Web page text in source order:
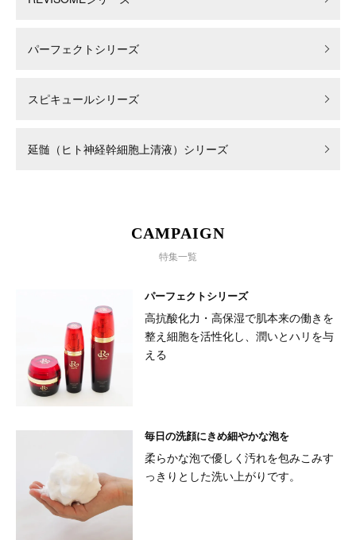
パーフェクトシリーズ
スピキュールシリーズ
延髄（ヒト神経幹細胞上清液）シリーズ
CAMPAIGN
特集一覧
パーフェクトシリーズ
高抗酸化力・高保湿で肌本来の働きを
整え細胞を活性化し、潤いとハリを与
える
毎日の洗顔にきめ細やかな泡を
柔らかな泡で優しく汚れを包みこみす
っきりとした洗い上がりです。